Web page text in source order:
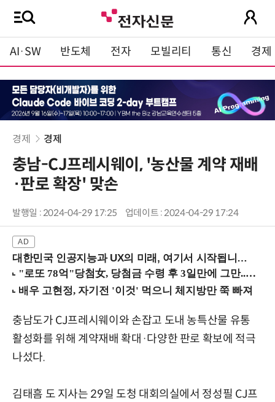
AI·SW 반도체 전자 모빌리티 통신 경제
경제 경제
충남-CJ프레시웨이, '농산물 계약 재배
·판로 확장' 맞손
발행일 : 2024-04-29 17:25 업데이트 : 2024-04-29 17:24
대한민국 인공지능과 UX의 미래, 여기서 시작됩니다! (9/2 강남역)
충남도가 CJ프레시웨이와 손잡고 도내 농특산물 유통
활성화를 위해 계약재배 확대·다양한 판로 확보에 적극
나섰다.
김태흠 도 지사는 29일 도청 대회의실에서 정성필 CJ프